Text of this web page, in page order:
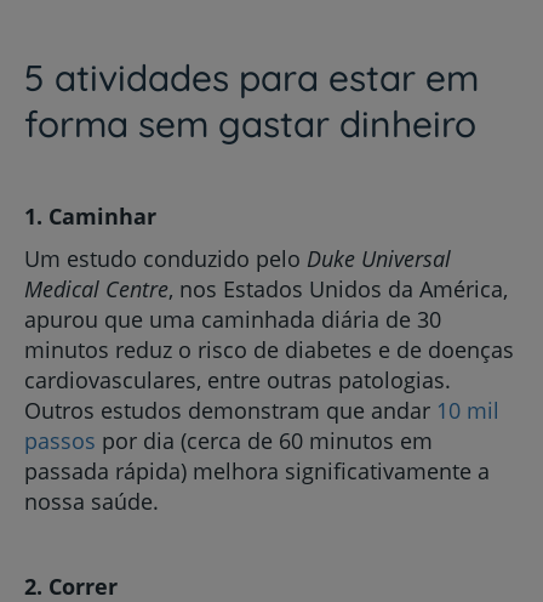
5 atividades para estar em
forma sem gastar dinheiro
1. Caminhar
Um estudo conduzido pelo Duke Universal
Medical Centre, nos Estados Unidos da América,
apurou que uma caminhada diária de 30
minutos reduz o risco de diabetes e de doenças
cardiovasculares, entre outras patologias.
Outros estudos demonstram que andar 10 mil
passos por dia (cerca de 60 minutos em
passada rápida) melhora significativamente a
nossa saúde.
2. Correr